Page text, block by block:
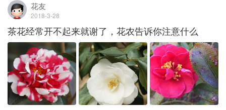
花友
2018-3-28
茶花经常开不起来就谢了，花农告诉你注意什么